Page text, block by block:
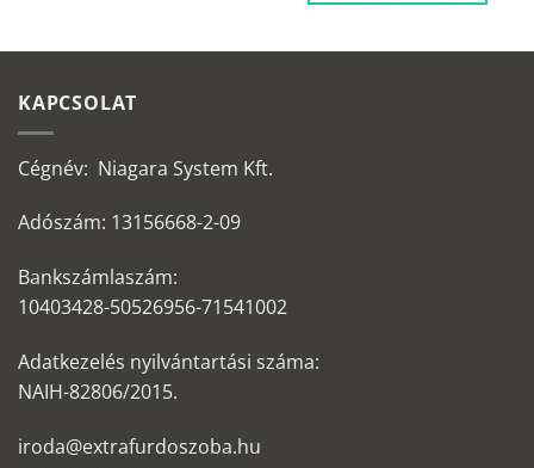
KAPCSOLAT
Cégnév: Niagara System Kft.
Adószám: 13156668-2-09
Bankszámlaszám:
10403428-50526956-71541002
Adatkezelés nyilvántartási száma:
NAIH-82806/2015.
iroda@extrafurdoszoba.hu